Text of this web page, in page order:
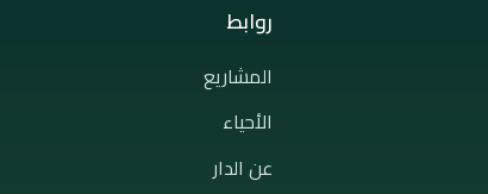
روابط
المشاريع
الأحياء
عن الدار